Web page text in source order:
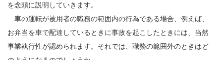
を念頭に説明していきます。
車の運転が被用者の職務の範囲内の行為である場合、例えば、
お弁当を車で配達しているときに事故を起こしたときには、当然
事業執行性が認められます。それでは、職務の範囲外のときはど